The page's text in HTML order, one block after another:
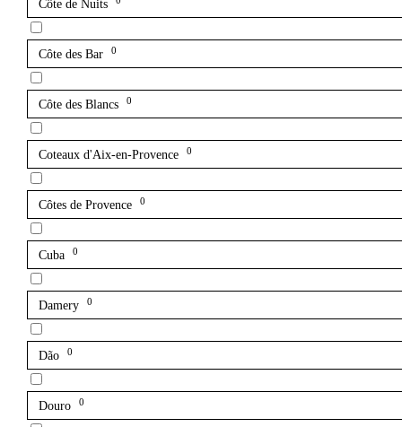
Côte de Nuits
Côte des Bar 0
Côte des Blancs 0
Coteaux d'Aix-en-Provence 0
Côtes de Provence 0
Cuba 0
Damery 0
Dão 0
Douro 0